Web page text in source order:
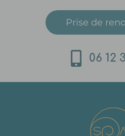
Prise de
06 12